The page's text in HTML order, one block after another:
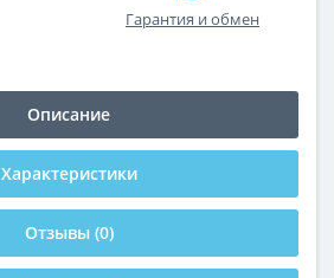
Гарантия и обмен
Описание
Характеристики
Отзывы (0)